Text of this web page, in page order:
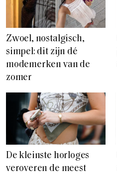
Zwoel, nostalgisch,
simpel: dit zijn dé
modemerken van de
zomer
De kleinste horloges
veroveren de meest